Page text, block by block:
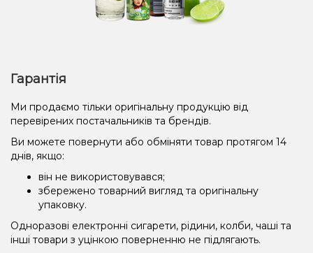
Гарантія
Ми продаємо тільки оригінальну продукцію від
перевірених постачальників та брендів.
Ви можете повернути або обміняти товар протягом 14
днів, якщо:
він не використовувався;
збережено товарний вигляд та оригінальну
упаковку.
Одноразові електронні сигарети, рідини, колби, чаші та
інші товари з уцінкою поверненню не підлягають.